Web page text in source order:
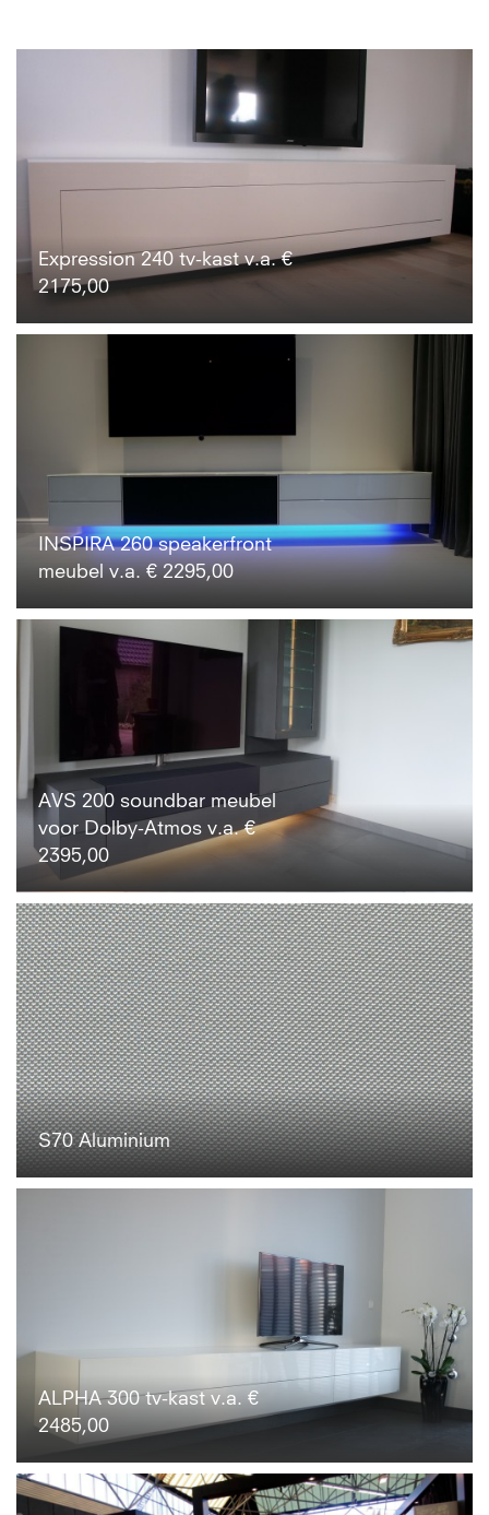
Expression 240 tv-kast v.a. €
2175,00
INSPIRA 260 speakerfront
meubel v.a. € 2295,00
AVS 200 soundbar meubel
voor Dolby-Atmos v.a. €
2395,00
S70 Aluminium
ALPHA 300 tv-kast v.a. €
2485,00